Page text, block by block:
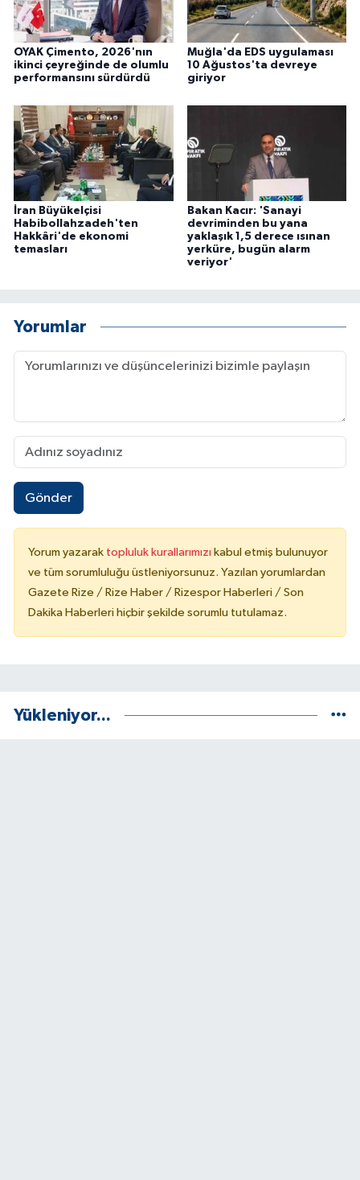
OYAK Çimento, 2026'nın
ikinci çeyreğinde de olumlu
performansını sürdürdü
Muğla'da EDS uygulaması
10 Ağustos'ta devreye
giriyor
İran Büyükelçisi
Habibollahzadeh'ten
Hakkâri'de ekonomi
temasları
Bakan Kacır: 'Sanayi
devriminden bu yana
yaklaşık 1,5 derece ısınan
yerküre, bugün alarm
veriyor'
Yorumlar
Gönder
Yorum yazarak topluluk kurallarımızı kabul etmiş bulunuyor
ve tüm sorumluluğu üstleniyorsunuz. Yazılan yorumlardan
Gazete Rize / Rize Haber / Rizespor Haberleri / Son
Dakika Haberleri hiçbir şekilde sorumlu tutulamaz.
Yükleniyor...